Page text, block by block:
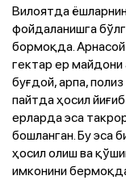
Вилоятда
фойдаланишга
бормоқда.
гектар ер
буғдой, арпа,
пайтда ҳосил
ерларда эса
бошланган. Бу эса
ҳосил олиш ва
имконини